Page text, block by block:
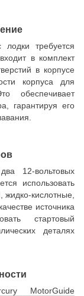
требуется
в комплект
в корпусе
корпуса для
обеспечивает
гарантируя его
12-вольтовых
использовать
кислотные,
источника
стартовый
деталях
MotorGuide